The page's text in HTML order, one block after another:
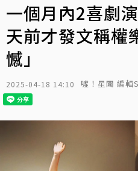
一個月內2喜劇
天前才發文稱權
憾」
2025-04-18 14:10 噓！星聞 編輯